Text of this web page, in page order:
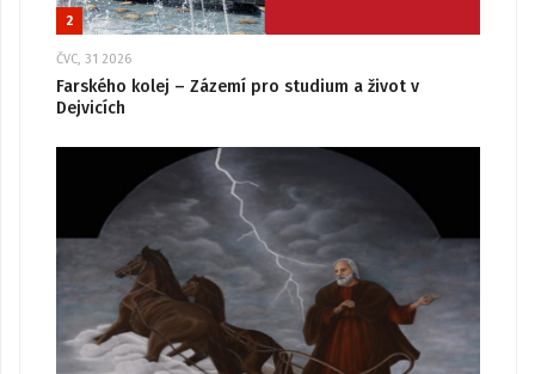
2
ČVC, 31 2026
Farského kolej – Zázemí pro studium a život v
Dejvicích